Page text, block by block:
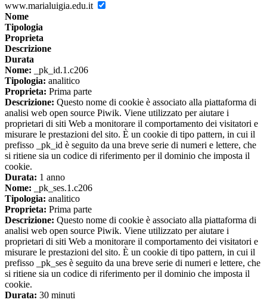
www.marialuigia.edu.it
Nome
Tipologia
Proprieta
Descrizione
Durata
Nome: _pk_id.1.c206
Tipologia: analitico
Proprieta: Prima parte
Descrizione: Questo nome di cookie è associato alla piattaforma di
analisi web open source Piwik. Viene utilizzato per aiutare i
proprietari di siti Web a monitorare il comportamento dei visitatori e
misurare le prestazioni del sito. È un cookie di tipo pattern, in cui il
prefisso _pk_id è seguito da una breve serie di numeri e lettere, che
si ritiene sia un codice di riferimento per il dominio che imposta il
cookie.
Durata: 1 anno
Nome: _pk_ses.1.c206
Tipologia: analitico
Proprieta: Prima parte
Descrizione: Questo nome di cookie è associato alla piattaforma di
analisi web open source Piwik. Viene utilizzato per aiutare i
proprietari di siti Web a monitorare il comportamento dei visitatori e
misurare le prestazioni del sito. È un cookie di tipo pattern, in cui il
prefisso _pk_ses è seguito da una breve serie di numeri e lettere, che
si ritiene sia un codice di riferimento per il dominio che imposta il
cookie.
Durata: 30 minuti